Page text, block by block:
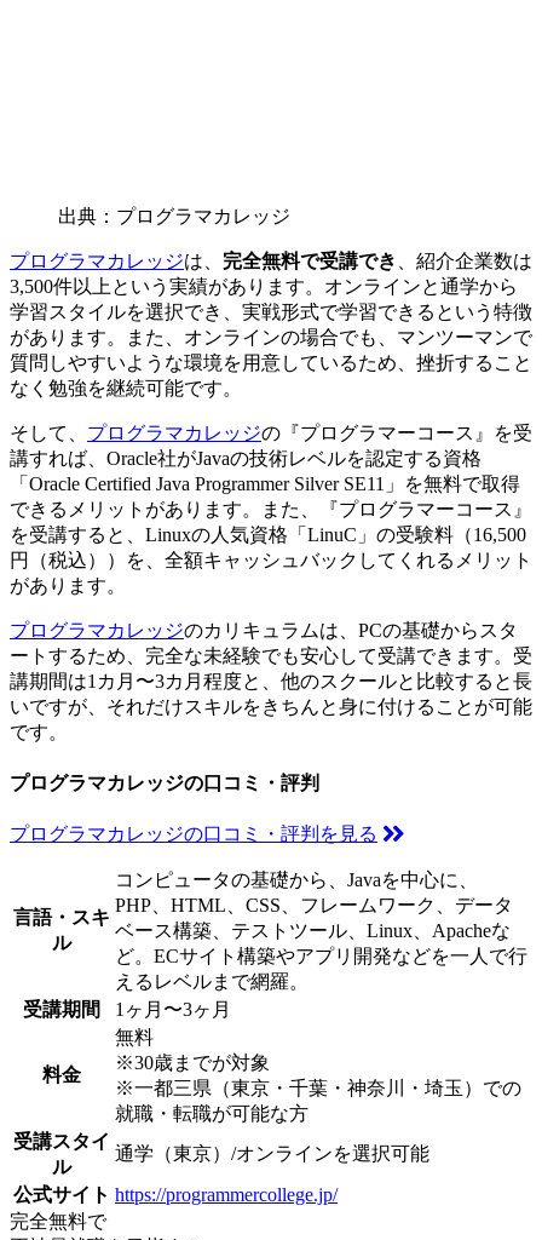
出典：プログラマカレッジ
プログラマカレッジは、 完全無料で受講でき
、紹介企業数は
3,500件以上という実績があります。オンラインと通学から
学習スタイルを選択でき、実戦形式で学習できるという特徴
があります。また、オンラインの場合でも、マンツーマンで
質問しやすいような環境を用意しているため、挫折すること
なく勉強を継続可能です。
そして、 プログラマカレッジの『プログラマーコース』を受
講すれば、Oracle社がJavaの技術レベルを認定する資格
「Oracle Certified Java Programmer Silver SE11」を無料で取得
できるメリットがあります。また、『プログラマーコース』
を受講すると、Linuxの人気資格「LinuC」の受験料（16,500
円（税込））を、全額キャッシュバックしてくれるメリット
があります。
プログラマカレッジのカリキュラムは、PCの基礎からスタ
ートするため、完全な未経験でも安心して受講できます。 受
講期間は1カ月〜3カ月程度と、他のスクールと比較すると長
いですが、それだけスキルをきちんと身に付けることが可能
です。
プログラマカレッジの口コミ・評判
プログラマカレッジの口コミ・評判を見る
言語・スキ
ル
コンピュータの基礎から、Javaを中心に、
PHP、HTML、CSS、フレームワーク、データ
ベース構築、テストツール、Linux、Apacheな
ど。ECサイト構築やアプリ開発などを一人で行
えるレベルまで網羅。
受講期間
1ヶ月〜3ヶ月
料金
無料
※30歳までが対象
※一都三県（東京・千葉・神奈川・埼玉）での
就職・転職が可能な方
受講スタイ
ル
通学（東京）/オンラインを選択可能
公式サイト https://programmercollege.jp/
完全無料で